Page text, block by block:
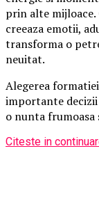
prin alte mijloace.
creeaza emotii,
transforma o
neuitat.
Alegerea
importante
o nunta frumoasa
Citeste in